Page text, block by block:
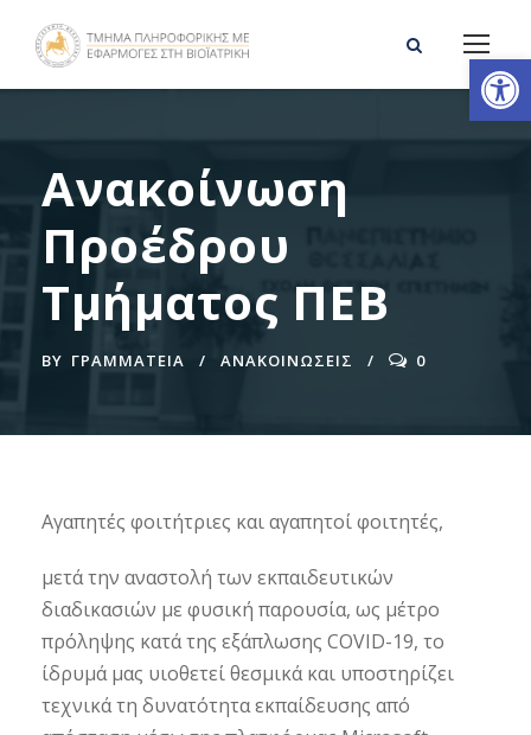
Ανοίξτε τη γραμμή εργαλείων
Ανακοίνωση
Προέδρου
Τμήματος ΠΕΒ
BY ΓΡΑΜΜΑΤΕΊΑ ΑΝΑΚΟΙΝΩΣΕΙΣ 0
Αγαπητές φοιτήτριες και αγαπητοί φοιτητές,
μετά την αναστολή των εκπαιδευτικών
διαδικασιών με φυσική παρουσία, ως μέτρο
πρόληψης κατά της εξάπλωσης COVID-19, το
ίδρυμά μας υιοθετεί θεσμικά και υποστηρίζει
τεχνικά τη δυνατότητα εκπαίδευσης από